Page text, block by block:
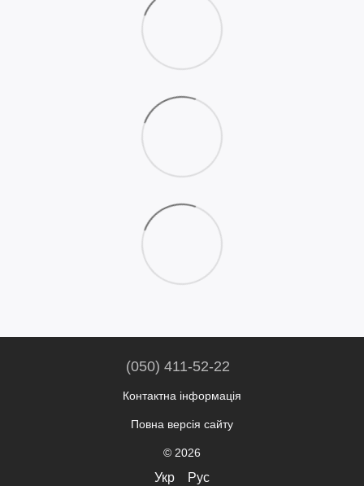
(050) 411-52-22
Контактна інформація
Повна версія сайту
© 2026
Укр Рус